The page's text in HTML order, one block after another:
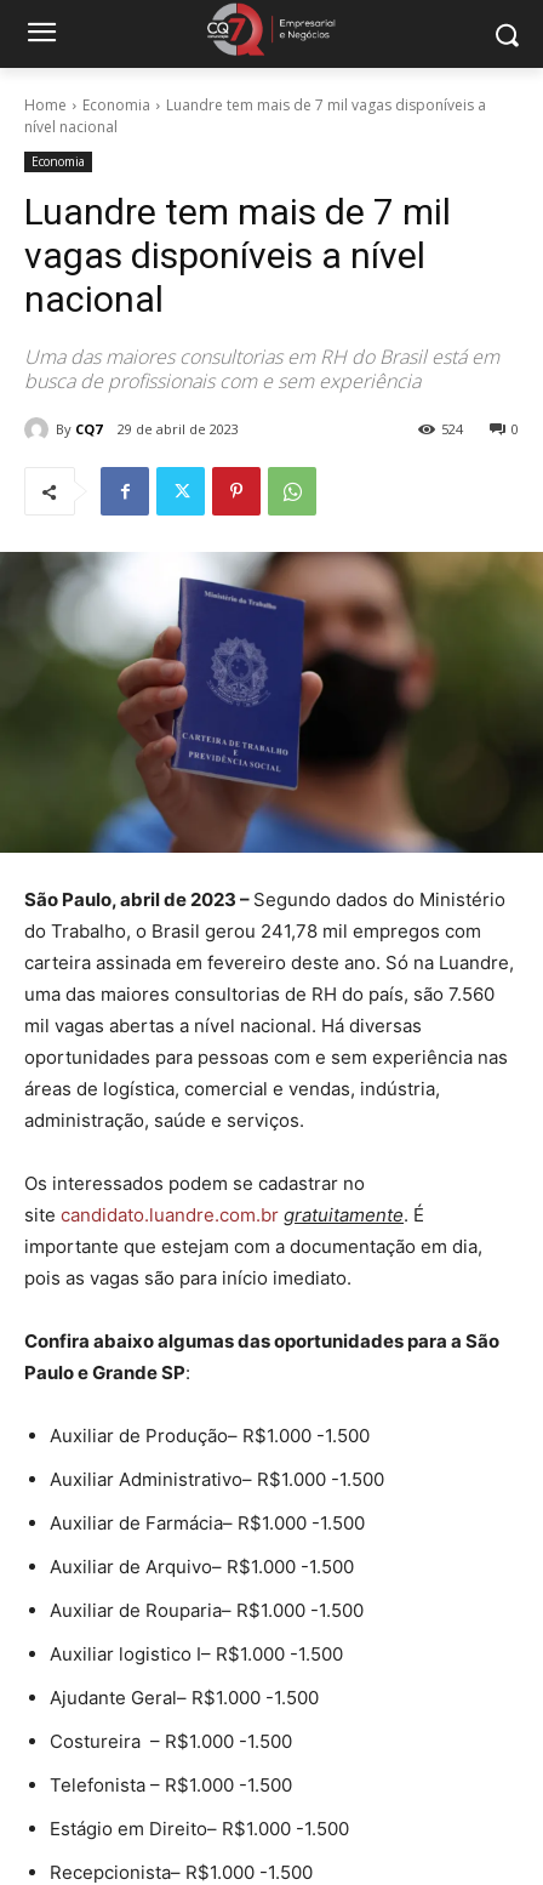
Home Economia
Luandre tem mais de 7 mil vagas disponíveis a
nível nacional
Economia
Luandre tem mais de 7 mil
vagas disponíveis a nível
nacional
Uma das maiores consultorias em RH do Brasil está em
busca de profissionais com e sem experiência
By CQ7 29 de abril de 2023 0
524
São Paulo, abril de 2023 – Segundo dados do Ministério
do Trabalho, o Brasil gerou 241,78 mil empregos com
carteira assinada em fevereiro deste ano. Só na Luandre,
uma das maiores consultorias de RH do país, são 7.560
mil vagas abertas a nível nacional. Há diversas
oportunidades para pessoas com e sem experiência nas
áreas de logística, comercial e vendas, indústria,
administração, saúde e serviços.
Os interessados podem se cadastrar no
site candidato.luandre.com.br gratuitamente. É
importante que estejam com a documentação em dia,
pois as vagas são para início imediato.
Confira abaixo algumas das oportunidades para a São
Paulo e Grande SP:
Auxiliar de Produção– R$1.000 -1.500
Auxiliar Administrativo– R$1.000 -1.500
Auxiliar de Farmácia– R$1.000 -1.500
Auxiliar de Arquivo– R$1.000 -1.500
Auxiliar de Rouparia– R$1.000 -1.500
Auxiliar logistico I– R$1.000 -1.500
Ajudante Geral– R$1.000 -1.500
Costureira – R$1.000 -1.500
Telefonista – R$1.000 -1.500
Estágio em Direito– R$1.000 -1.500
Recepcionista– R$1.000 -1.500